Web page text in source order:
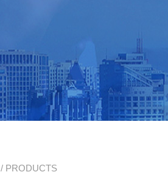
/ PRODUCTS